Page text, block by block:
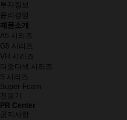
투자정보
윤리경영
제품소개
A5 시리즈
G5 시리즈
VH 시리즈
다중다색 시리즈
S 시리즈
Super-Foam
전용기
PR Center
공지사항